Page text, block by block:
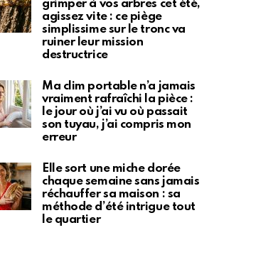
grimper à vos arbres cet été,
agissez vite : ce piège
simplissime sur le tronc va
ruiner leur mission
destructrice
Ma clim portable n’a jamais
vraiment rafraîchi la pièce :
le jour où j’ai vu où passait
son tuyau, j’ai compris mon
erreur
Elle sort une miche dorée
chaque semaine sans jamais
réchauffer sa maison : sa
méthode d’été intrigue tout
le quartier